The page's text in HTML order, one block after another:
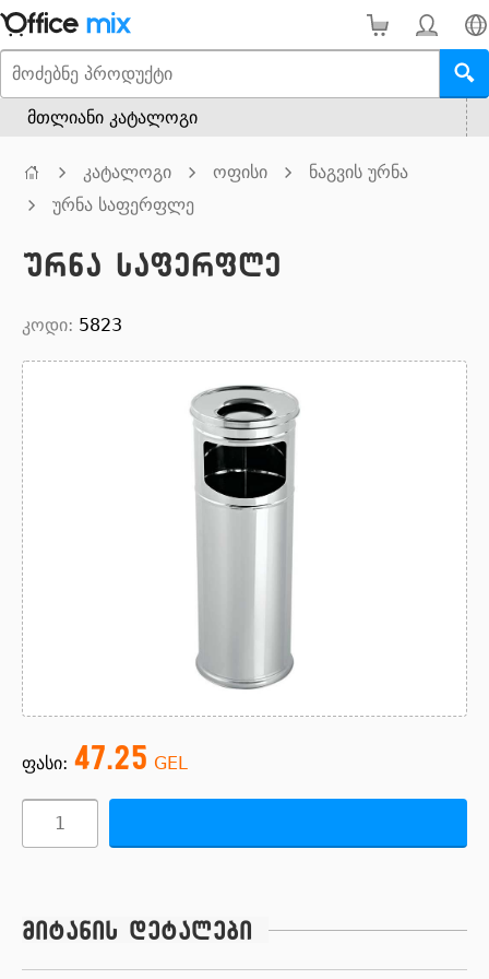
მთლიანი კატალოგი
კატალოგი ოფისი
ნაგვის ურნა
ურნა საფერფლე
ურნა საფერფლე
კოდი: 5823
ფასი: 47.25 GEL
მიტანის დეტალები